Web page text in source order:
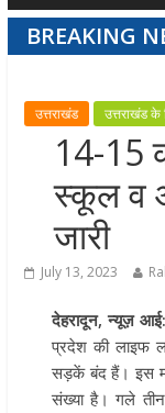
BREAKING
उत्तराखंड उत्तराखंड के
14-15
स्कूल व
जारी
July 13, 2023
देहरादून, न्यूज़
प्रदेश की लाइफ
सड़कें बंद हैं। इस
संख्या है। गले